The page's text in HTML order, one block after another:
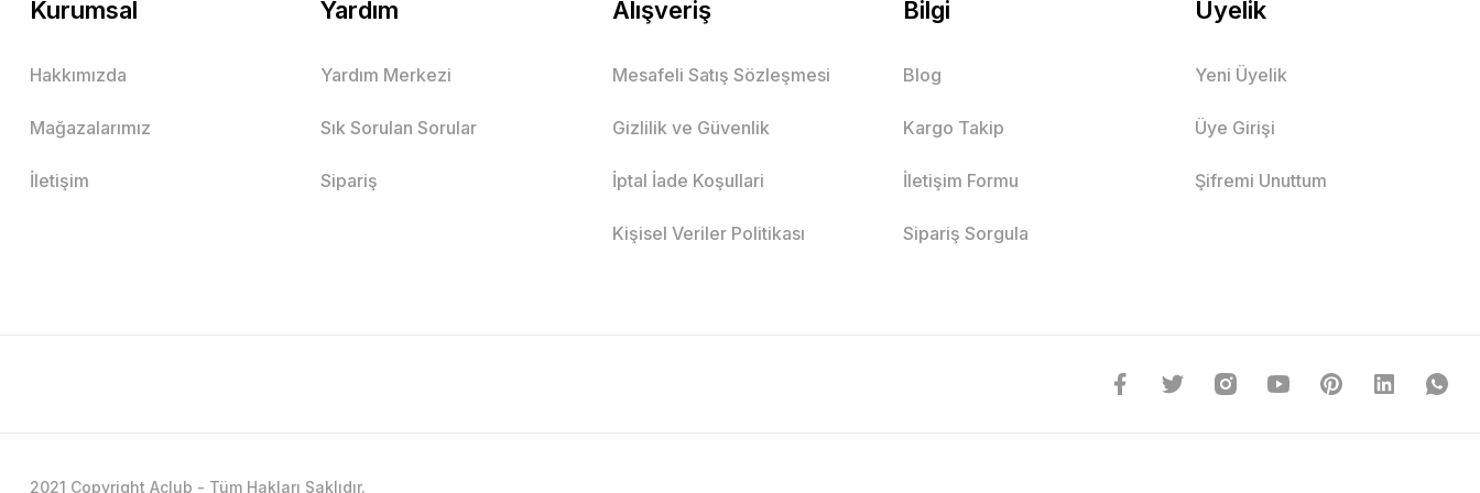
Kurumsal
Hakkımızda
Mağazalarımız
İletişim
Yardım
Yardım Merkezi
Sık Sorulan Sorular
Sipariş
Alışveriş
Mesafeli Satış Sözleşmesi
Gizlilik ve Güvenlik
İptal İade Koşullari
Kişisel Veriler Politikası
Bilgi
Blog
Kargo Takip
İletişim Formu
Sipariş Sorgula
Üyelik
Yeni Üyelik
Üye Girişi
Şifremi Unuttum
2021 Copyright Aclub - Tüm Hakları Saklıdır.